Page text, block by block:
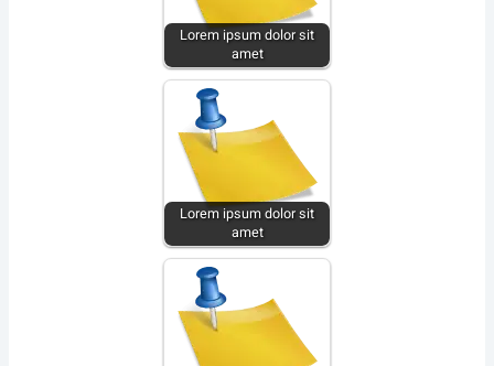
Lorem ipsum dolor sit
amet
Lorem ipsum dolor sit
amet